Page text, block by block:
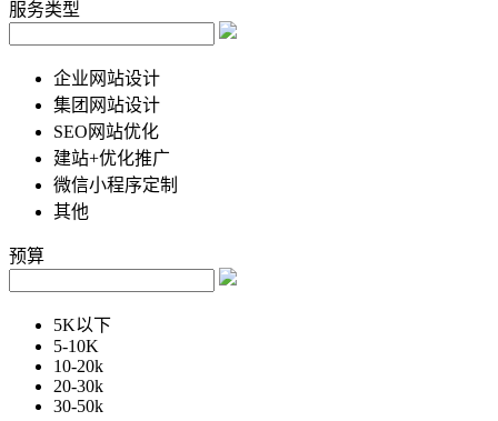
服务类型
企业网站设计
集团网站设计
SEO网站优化
建站+优化推广
微信小程序定制
其他
预算
5K以下
5-10K
10-20k
20-30k
30-50k